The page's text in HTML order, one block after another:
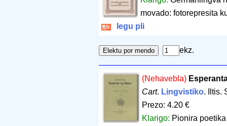
movado: fotorepresita
legu pli
ekz.
(Nehavebla)
Cart. Lingvistiko. Iltis.
Prezo: 4.20 €
Klarigo: Pionira